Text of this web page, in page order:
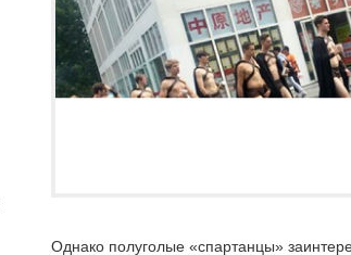
Однако полуголые «спартанцы»